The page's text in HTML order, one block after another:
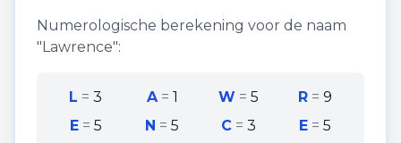
Numerologische berekening voor de naam
"Lawrence":
L =3 A= 1 W =5 R =9
E= 5 N =5 C =3 E =5